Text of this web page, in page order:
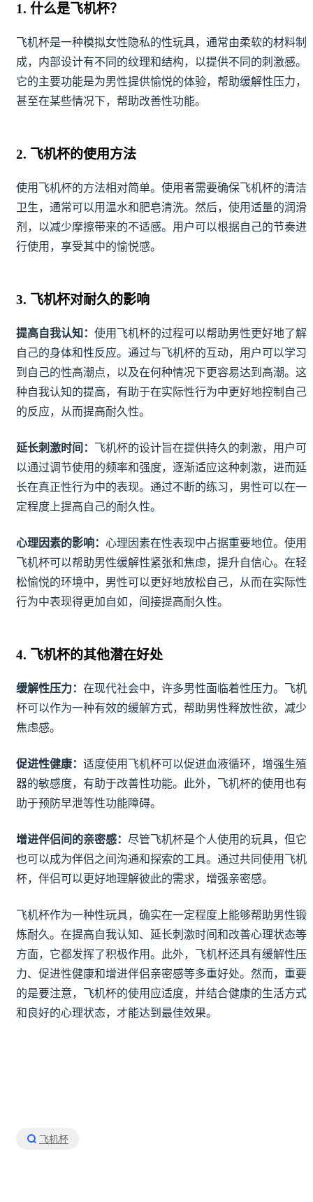
1. 什么是飞机杯？
飞机杯是一种模拟女性隐私的性玩具，通常由柔软的材料制
成，内部设计有不同的纹理和结构，以提供不同的刺激感。
它的主要功能是为男性提供愉悦的体验，帮助缓解性压力，
甚至在某些情况下，帮助改善性功能。
2. 飞机杯的使用方法
使用飞机杯的方法相对简单。使用者需要确保飞机杯的清洁
卫生，通常可以用温水和肥皂清洗。然后，使用适量的润滑
剂，以减少摩擦带来的不适感。用户可以根据自己的节奏进
行使用，享受其中的愉悦感。
3. 飞机杯对耐久的影响
提高自我认知： 使用飞机杯的过程可以帮助男性更好地了解
自己的身体和性反应。通过与飞机杯的互动，用户可以学习
到自己的性高潮点，以及在何种情况下更容易达到高潮。这
种自我认知的提高，有助于在实际性行为中更好地控制自己
的反应，从而提高耐久性。
延长刺激时间： 飞机杯的设计旨在提供持久的刺激，用户可
以通过调节使用的频率和强度，逐渐适应这种刺激，进而延
长在真正性行为中的表现。通过不断的练习，男性可以在一
定程度上提高自己的耐久性。
心理因素的影响： 心理因素在性表现中占据重要地位。使用
飞机杯可以帮助男性缓解性紧张和焦虑，提升自信心。在轻
松愉悦的环境中，男性可以更好地放松自己，从而在实际性
行为中表现得更加自如，间接提高耐久性。
4. 飞机杯的其他潜在好处
缓解性压力： 在现代社会中，许多男性面临着性压力。飞机
杯可以作为一种有效的缓解方式，帮助男性释放性欲，减少
焦虑感。
促进性健康： 适度使用飞机杯可以促进血液循环，增强生殖
器的敏感度，有助于改善性功能。此外，飞机杯的使用也有
助于预防早泄等性功能障碍。
增进伴侣间的亲密感： 尽管飞机杯是个人使用的玩具，但它
也可以成为伴侣之间沟通和探索的工具。通过共同使用飞机
杯，伴侣可以更好地理解彼此的需求，增强亲密感。
飞机杯作为一种性玩具，确实在一定程度上能够帮助男性锻
炼耐久。在提高自我认知、延长刺激时间和改善心理状态等
方面，它都发挥了积极作用。此外，飞机杯还具有缓解性压
力、促进性健康和增进伴侣亲密感等多重好处。然而，重要
的是要注意，飞机杯的使用应适度，并结合健康的生活方式
和良好的心理状态，才能达到最佳效果。
飞机杯